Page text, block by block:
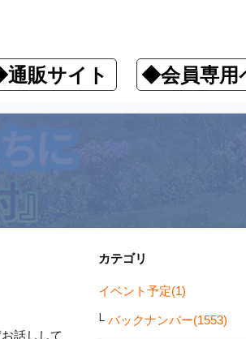
販サイト ◆会員専用
か
話しして
カテゴリ
イベント予定(1)
バックナンバー(1553)